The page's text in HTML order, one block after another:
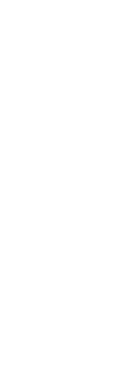
来自同一家庭（消
）。
数据（以下统称
特别是《美国出口
进口或再出口目
守所有相关出口
安全规定以及符合
会违反美国法律出
何管制技术，亦不
其他政府批文的受
口、进口或以其
位于或通常居住在
且您未被列入美
单，或与该名单上
法律，禁止因任何
中包括但不限于设
、生物武器、核武
弹、无人驾驶飞机
，您将就与您访问
您违反任何法律
赔、请求、责任、